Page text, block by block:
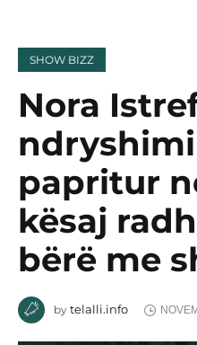
SHOW BIZZ
Nora
papritur
kësaj
bërë me
by telalli.info